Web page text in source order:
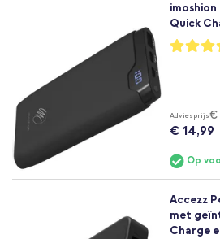
imoshion
Quick
88%
Adviesprijs€
€ 14,99
Op
Accezz
met
Charge